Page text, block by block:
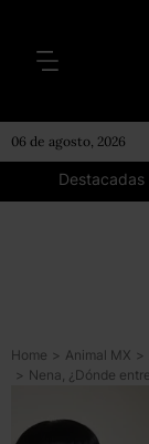
06 de agosto, 2026
Destacadas
Home > Animal MX >
>